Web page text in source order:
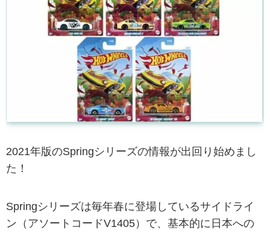
2021年版のSpringシリーズの情報が出回り始めまし
た！
Springシリーズは毎年春に登場しているサイドライ
ン（アソートコードV1405）で、基本的に日本への